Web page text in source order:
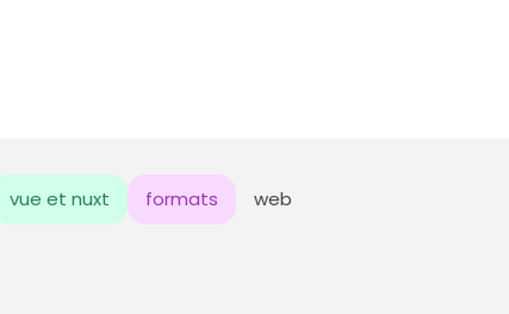
vue et nuxt formats web